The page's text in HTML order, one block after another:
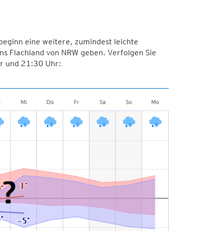
eine weitere, zumindest leichte
Flachland von NRW geben. Verfolgen Sie
und 21:30 Uhr: